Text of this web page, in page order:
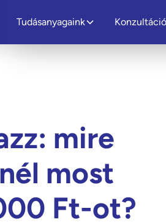
Tudásanyagaink Konzultáció
mire
most
Ft-ot?